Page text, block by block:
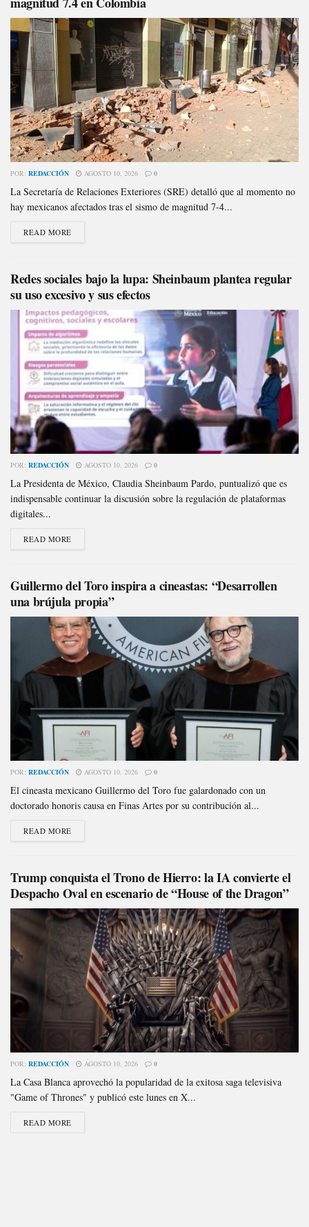
POR: REDACCIÓN AGOSTO 10, 2026 0
La Secretaría de Relaciones Exteriores (SRE) detalló que al momento no
hay mexicanos afectados tras el sismo de magnitud 7-4...
READ MORE
Redes sociales bajo la lupa: Sheinbaum plantea regular
su uso excesivo y sus efectos
POR: REDACCIÓN AGOSTO 10, 2026 0
La Presidenta de México, Claudia Sheinbaum Pardo, puntualizó que es
indispensable continuar la discusión sobre la regulación de plataformas
digitales...
READ MORE
Guillermo del Toro inspira a cineastas: “Desarrollen
una brújula propia”
POR: REDACCIÓN AGOSTO 10, 2026 0
El cineasta mexicano Guillermo del Toro fue galardonado con un
doctorado honoris causa en Finas Artes por su contribución al...
READ MORE
Trump conquista el Trono de Hierro: la IA convierte el
Despacho Oval en escenario de “House of the Dragon”
POR: REDACCIÓN AGOSTO 10, 2026 0
La Casa Blanca aprovechó la popularidad de la exitosa saga televisiva
"Game of Thrones" y publicó este lunes en X...
READ MORE